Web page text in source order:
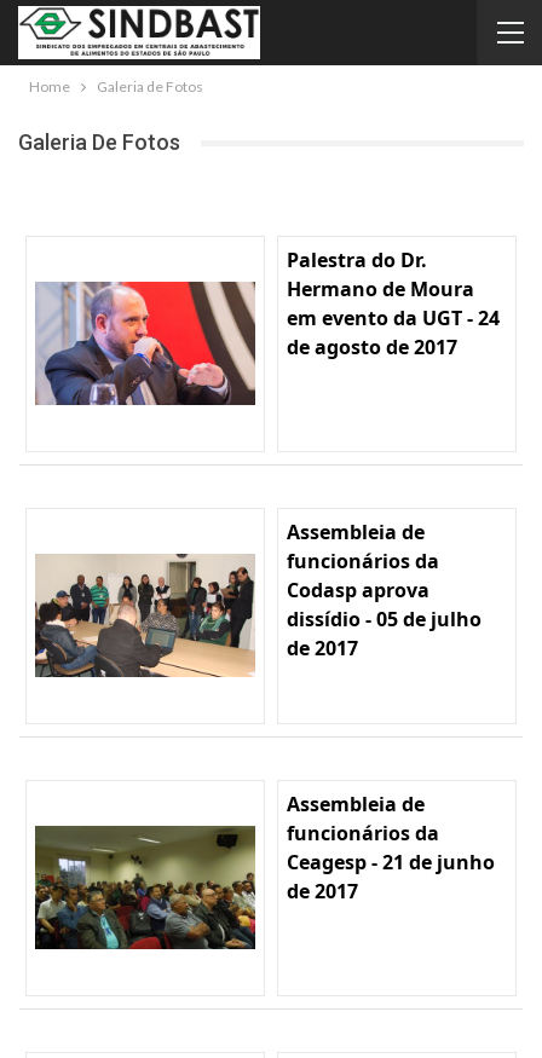
Home Galeria de Fotos
Galeria De Fotos
Palestra do Dr.
Hermano de Moura
em evento da UGT - 24
de agosto de 2017
Assembleia de
funcionários da
Codasp aprova
dissídio - 05 de julho
de 2017
Assembleia de
funcionários da
Ceagesp - 21 de junho
de 2017